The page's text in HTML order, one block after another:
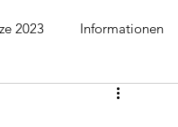
2023 Informationen